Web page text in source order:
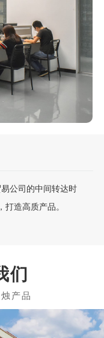
广州机场，三翼齐
公司的中间转达时